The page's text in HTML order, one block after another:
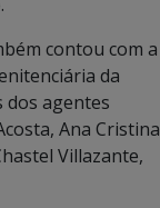
contou com a
da
dos agentes
Ana Cristina
Villazante,